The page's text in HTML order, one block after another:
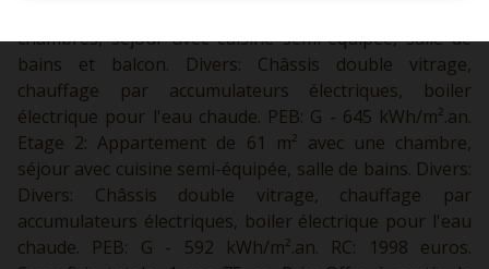
chambres, séjour avec cuisine semi-équipée, salle de
bains et balcon. Divers: Châssis double vitrage,
chauffage par accumulateurs électriques, boiler
électrique pour l'eau chaude. PEB: G - 645 kWh/m².an.
Etage 2: Appartement de 61 m² avec une chambre,
séjour avec cuisine semi-équipée, salle de bains. Divers:
Divers: Châssis double vitrage, chauffage par
accumulateurs électriques, boiler électrique pour l'eau
chaude. PEB: G - 592 kWh/m².an. RC: 1998 euros.